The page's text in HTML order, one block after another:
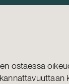
ostaessa